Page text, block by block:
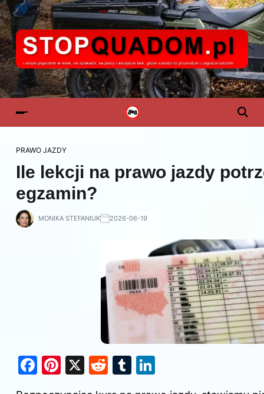
PRAWO JAZDY
Ile lekcji na prawo jazdy
egzamin?
MONIKA STEFANIUK 2026-06-19
F
Pi X
R
T